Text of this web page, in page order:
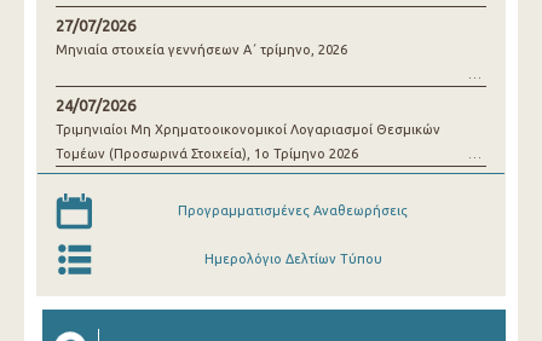
27/07/2026
Μηνιαία στοιχεία γεννήσεων Α΄ τρίμηνο, 2026
24/07/2026
Τριμηνιαίοι Μη Χρηματοοικονομικοί Λογαριασμοί Θεσμικών
Τομέων (Προσωρινά Στοιχεία), 1o Τρίμηνο 2026
Προγραμματισμένες Αναθεωρήσεις
Ημερολόγιο Δελτίων Τύπου